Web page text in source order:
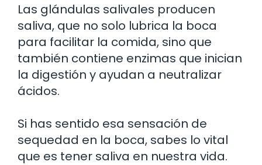
Las glándulas salivales producen
saliva, que no solo lubrica la boca
para facilitar la comida, sino que
también contiene enzimas que inician
la digestión y ayudan a neutralizar
ácidos.
Si has sentido esa sensación de
sequedad en la boca, sabes lo vital
que es tener saliva en nuestra vida.